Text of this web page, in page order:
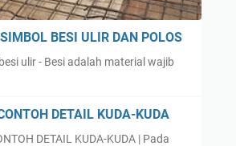
BESI ULIR DAN POLOS
ulir - Besi adalah material wajib
DETAIL KUDA-KUDA
DETAIL KUDA-KUDA | Pada